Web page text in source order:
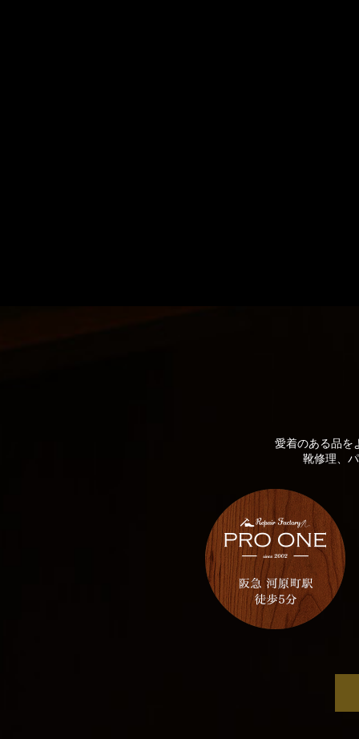
愛着のある品を
靴修理、